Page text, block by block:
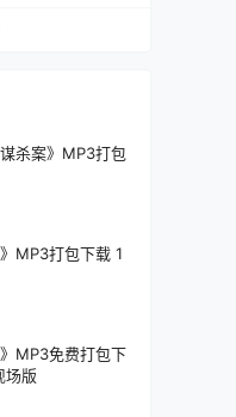
杀案》MP3打包
MP3打包下载 1
MP3免费打包下
场版